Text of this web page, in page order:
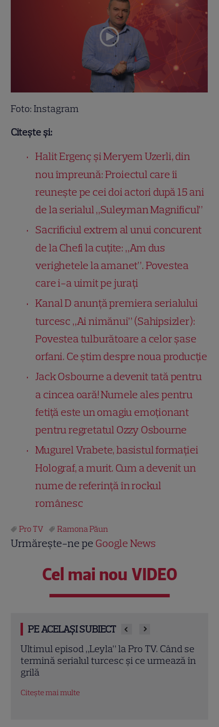
Foto: Instagram
Citește și:
Halit Ergenç și Meryem Uzerli, din
nou împreună: Proiectul care îi
reunește pe cei doi actori după 15 ani
de la serialul „Suleyman Magnificul”
Sacrificiul extrem al unui concurent
de la Chefi la cuțite: „Am dus
verighetele la amanet”. Povestea
care i-a uimit pe jurați
Kanal D anunță premiera serialului
turcesc „Ai nimănui” (Sahipsizler):
Povestea tulburătoare a celor șase
orfani. Ce știm despre noua producție
Jack Osbourne a devenit tată pentru
a cincea oară! Numele ales pentru
fetiță este un omagiu emoționant
pentru regretatul Ozzy Osbourne
Mugurel Vrabete, basistul formației
Holograf, a murit. Cum a devenit un
nume de referință în rockul
românesc
Pro TV Ramona Păun
Urmărește-ne pe Google News
Cel mai nou VIDEO
PE ACELAȘI SUBIECT
A apărut revista TVmania nr. 30. Irina
Rimes este vedeta copertei, iar Iuliana
Pepene și marile premiere TV